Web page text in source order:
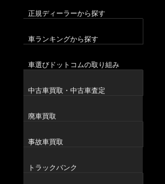
正規ディーラーから探す
車ランキングから探す
車選びドットコムの取り組み
中古車買取・中古車査定
廃車買取
事故車買取
トラックバンク